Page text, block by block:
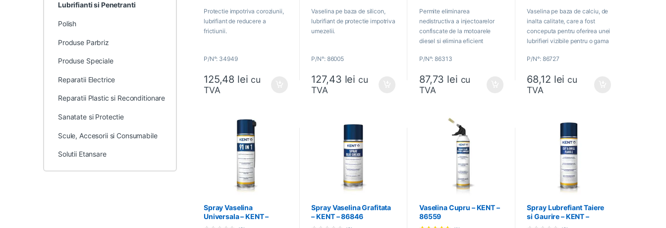
Protectie impotriva coroziunii,
lubrifiant de reducere a
frictiunii.
P/N°: 34949
125,48 lei cu
TVA
u
o
f
Vaselina pe baza de silicon,
lubrifiant de protectie impotriva
umezelii.
P/N°: 86005
127,43 lei cu
TVA
Permite eliminarea
nedistructiva a injectoarelor
confiscate de la motoarele
diesel si elimina eficient
reziduurile de ulei, etc.
P/N°: 86313
87,73 lei cu
TVA
Vaselina pe baza de calciu, de
inalta calitate, care a fost
conceputa pentru oferirea unei
lubrifieri vizibile pentru o gama
P/N°: 86727
68,12 lei cu
TVA
Spray Vaselina
Universala – KENT –
87110
Spray Vaselina Grafitata
– KENT – 86846
Vaselina Cupru – KENT –
86559
Spray Lubrefiant Taiere
si Gaurire – KENT –
85238
Lubrifianti si Penetranti
Polish
Produse Parbriz
Produse Speciale
Reparatii Electrice
Reparatii Plastic si Reconditionare
Sanatate si Protectie
Scule, Accesorii si Consumabile
Solutii Etansare